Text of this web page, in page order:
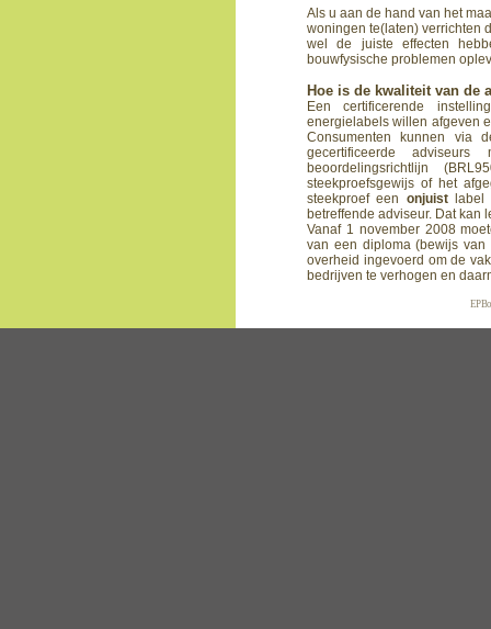
Als u aan de hand van het
woningen te(laten) verrichten
wel de juiste effecten
bouwfysische problemen
Hoe is de kwaliteit van de
Een certificerende
energielabels willen afgeven
Consumenten kunnen via
gecertificeerde
beoordelingsrichtlijn
steekproefsgewijs of het
steekproef een onjuistlabel
betreffende adviseur. Dat kan
Vanaf 1 november 2008
van een diploma (bewijs van
overheid ingevoerd om de
bedrijven te verhogen en
EP